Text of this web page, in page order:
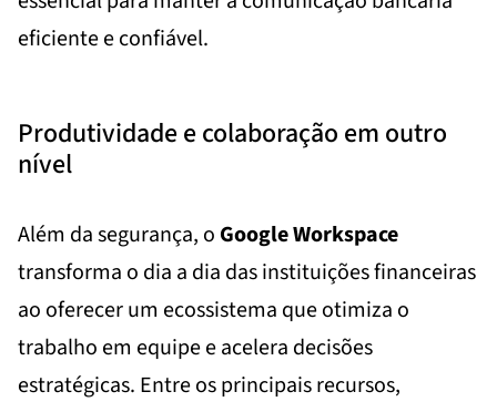
eficiente e confiável.
Produtividade e colaboração em outro
nível
Além da segurança, o Google Workspace
transforma o dia a dia das instituições financeiras
ao oferecer um ecossistema que otimiza o
trabalho em equipe e acelera decisões
estratégicas. Entre os principais recursos,